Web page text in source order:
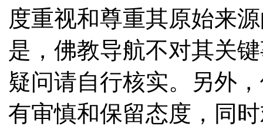
度重视和尊重其原始来
是，佛教导航不对其关
疑问请自行核实。另外
有审慎和保留态度，同